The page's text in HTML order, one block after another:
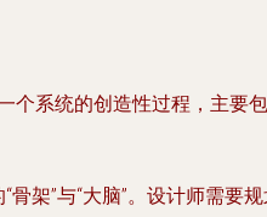
个系统的创造性过程，主要包
“骨架”与“大脑”。设计师需要